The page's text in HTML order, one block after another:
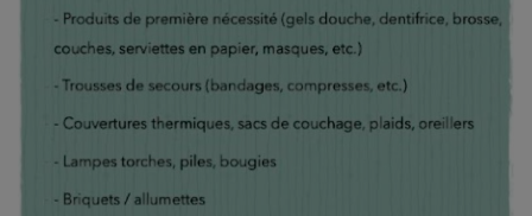
Stages
Offre d'enseignement & inscriptions
Ancien-ne-s du CES Saint-Vincent